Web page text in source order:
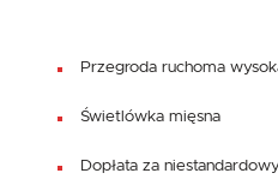
Przegroda ruchoma
Świetlówka mięsna
Dopłata za